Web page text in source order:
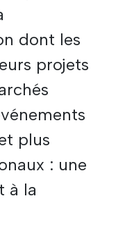
dont les
projets
plus
: une
à la